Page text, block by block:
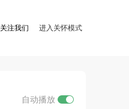
关注我们 进入关怀模式
自动播放